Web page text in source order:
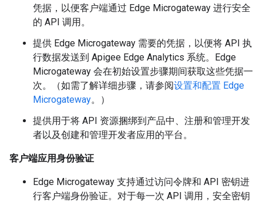
凭据，以便客户端通过 Edge Microgateway 进行安全
的 API 调用。
提供 Edge Microgateway 需要的凭据，以便将 API 执
行数据发送到 Apigee Edge Analytics 系统。Edge
Microgateway 会在初始设置步骤期间获取这些凭据一
次。（如需了解详细步骤，请参阅设置和配置 Edge
Microgateway。）
提供用于将 API 资源捆绑到产品中、注册和管理开发
者以及创建和管理开发者应用的平台。
客户端应用身份验证
Edge Microgateway 支持通过访问令牌和 API 密钥进
行客户端身份验证。对于每一次 API 调用，安全密钥